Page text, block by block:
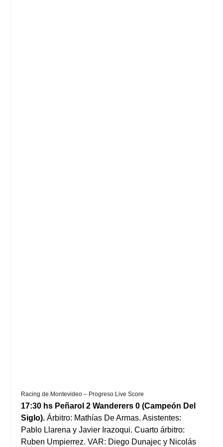
Racing de Montevideo – Progreso Live Score
17:30 hs Peñarol 2 Wanderers 0 (Campeón Del
Siglo). Árbitro: Mathías De Armas. Asistentes:
Pablo Llarena y Javier Irazoqui. Cuarto árbitro:
Ruben Umpierrez. VAR: Diego Dunajec y Nicolás